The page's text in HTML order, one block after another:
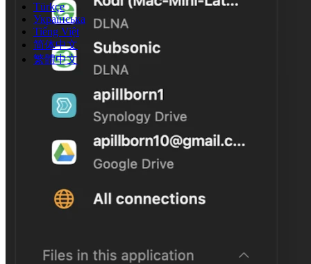
Türkçe
Українська
Tiếng Việt
简体中文
繁體中文